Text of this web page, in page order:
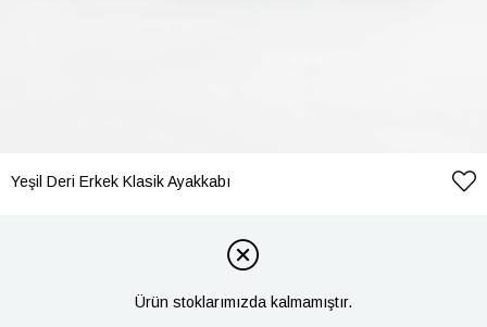
Yeşil Deri Erkek Klasik Ayakkabı
Ürün stoklarımızda kalmamıştır.